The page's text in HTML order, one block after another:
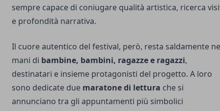
sempre capace di coniugare qualità artistica, ricerca
e profondità narrativa.
Il cuore autentico del festival, però, resta saldamente
mani di bambine, bambini, ragazze e ragazzi,
destinatari e insieme protagonisti del progetto. A loro
sono dedicate due maratone di lettura che si
annunciano tra gli appuntamenti più simbolici